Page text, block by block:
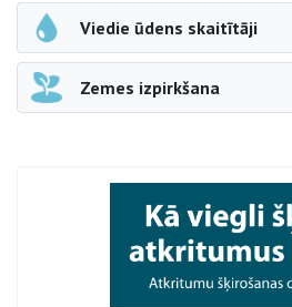
Viedie ūdens skaitītāji
Zemes izpirkšana